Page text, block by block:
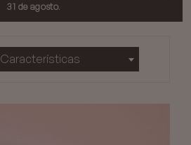
31 de agosto
Características